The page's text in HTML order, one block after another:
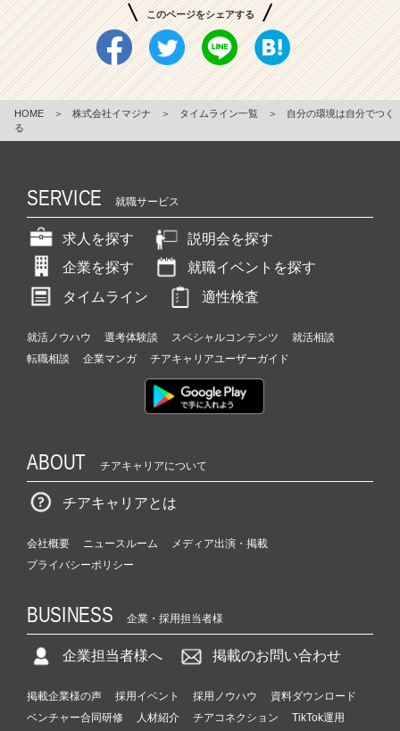
このページをシェアする
HOME ＞ 株式会社イマジナ ＞ タイムライン一覧 ＞
自分の環境は自分でつく
る
SERVICE 就職サービス
求人を探す
説明会を探す
企業を探す
就職イベントを探す
タイムライン
適性検査
就活ノウハウ 選考体験談 スペシャルコンテンツ
就活相談
転職相談
企業マンガ チアキャリアユーザーガイド
ABOUT チアキャリアについて
チアキャリアとは
会社概要 ニュースルーム
メディア出演・掲載
プライバシーポリシー
BUSINESS 企業・採用担当者様
企業担当者様へ 掲載のお問い合わせ
掲載企業様の声 採用イベント 採用ノウハウ
資料ダウンロード
ベンチャー合同研修
人材紹介 チアコネクション TikTok運用